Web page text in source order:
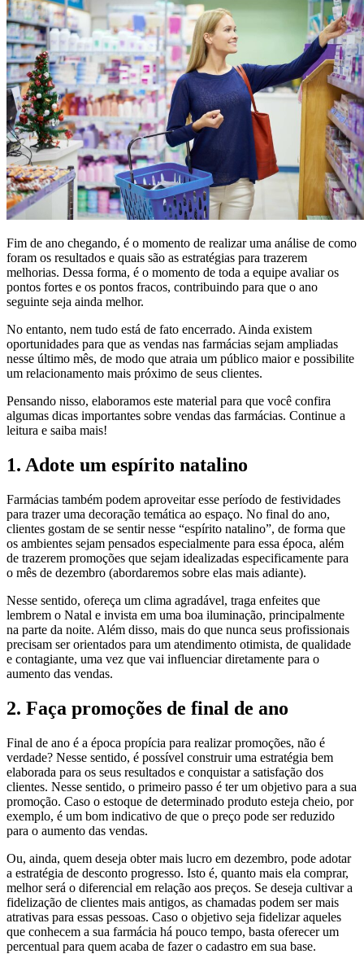
Fim de ano chegando, é o momento de realizar uma análise de como
foram os resultados e quais são as estratégias para trazerem
melhorias. Dessa forma, é o momento de toda a equipe avaliar os
pontos fortes e os pontos fracos, contribuindo para que o ano
seguinte seja ainda melhor.
No entanto, nem tudo está de fato encerrado. Ainda existem
oportunidades para que as vendas nas farmácias sejam ampliadas
nesse último mês, de modo que atraia um público maior e possibilite
um relacionamento mais próximo de seus clientes.
Pensando nisso, elaboramos este material para que você confira
algumas dicas importantes sobre vendas das farmácias. Continue a
leitura e saiba mais!
1. Adote um espírito natalino
Farmácias também podem aproveitar esse período de festividades
para trazer uma decoração temática ao espaço. No final do ano,
clientes gostam de se sentir nesse “espírito natalino”, de forma que
os ambientes sejam pensados especialmente para essa época, além
de trazerem promoções que sejam idealizadas especificamente para
o mês de dezembro (abordaremos sobre elas mais adiante).
Nesse sentido, ofereça um clima agradável, traga enfeites que
lembrem o Natal e invista em uma boa iluminação, principalmente
na parte da noite. Além disso, mais do que nunca seus profissionais
precisam ser orientados para um atendimento otimista, de qualidade
e contagiante, uma vez que vai influenciar diretamente para o
aumento das vendas.
2. Faça promoções de final de ano
Final de ano é a época propícia para realizar promoções, não é
verdade? Nesse sentido, é possível construir uma estratégia bem
elaborada para os seus resultados e conquistar a satisfação dos
clientes. Nesse sentido, o primeiro passo é ter um objetivo para a sua
promoção. Caso o estoque de determinado produto esteja cheio, por
exemplo, é um bom indicativo de que o preço pode ser reduzido
para o aumento das vendas.
Ou, ainda, quem deseja obter mais lucro em dezembro, pode adotar
a estratégia de desconto progresso. Isto é, quanto mais ela comprar,
melhor será o diferencial em relação aos preços. Se deseja cultivar a
fidelização de clientes mais antigos, as chamadas podem ser mais
atrativas para essas pessoas. Caso o objetivo seja fidelizar aqueles
que conhecem a sua farmácia há pouco tempo, basta oferecer um
percentual para quem acaba de fazer o cadastro em sua base.